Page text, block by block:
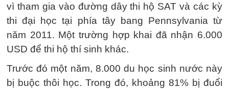
vì tham gia vào đường dây thi hộ SAT và các kỳ
thi đại học tại phía tây bang Pennsylvania từ
năm 2011. Một trường hợp khai đã nhận 6.000
USD để thi hộ thí sinh khác.
Trước đó một năm, 8.000 du học sinh nước này
bị buộc thôi học. Trong đó, khoảng 81% bị đuổi